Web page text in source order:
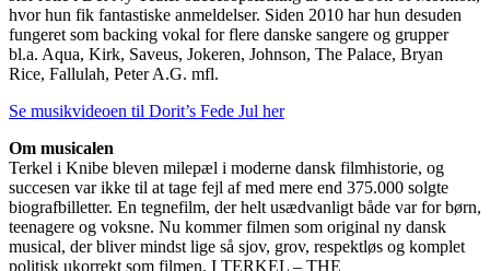
hvor hun fik fantastiske anmeldelser. Siden 2010 har hun desuden
fungeret som backing vokal for flere danske sangere og grupper
bl.a. Aqua, Kirk, Saveus, Jokeren, Johnson, The Palace, Bryan
Rice, Fallulah, Peter A.G. mfl.
Se musikvideoen til Dorit’s Fede Jul her
Om musicalen
Terkel i Knibe bleven milepæl i moderne dansk filmhistorie, og
succesen var ikke til at tage fejl af med mere end 375.000 solgte
biografbilletter. En tegnefilm, der helt usædvanligt både var for børn,
teenagere og voksne. Nu kommer filmen som original ny dansk
musical, der bliver mindst lige så sjov, grov, respektløs og komplet
politisk ukorrekt som filmen. I TERKEL – THE